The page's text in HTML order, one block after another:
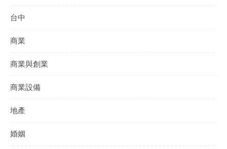
台中
商業
商業與創業
商業設備
地產
婚姻